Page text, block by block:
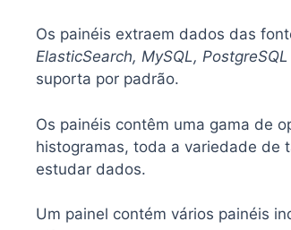
Os painéis extraem dados das
ElasticSearch, MySQL, PostgreSQL
suporta por padrão.
Os painéis contêm uma gama de
histogramas, toda a variedade de
estudar dados.
Um painel contém vários painéis